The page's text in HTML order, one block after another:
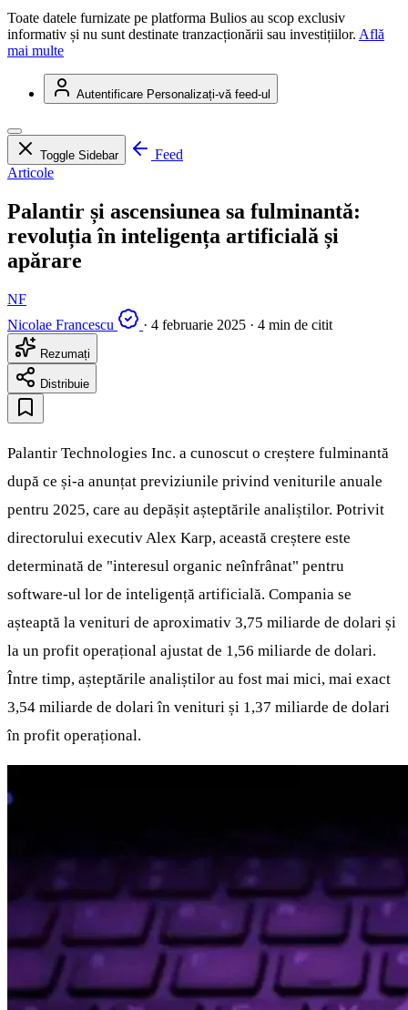
Toate datele furnizate pe platforma Bulios au scop exclusiv
informativ și nu sunt destinate tranzacționării sau investițiilor. Află
mai multe
Autentificare Personalizați-vă feed-ul
Toggle Sidebar
Feed
Articole
Palantir și ascensiunea sa fulminantă:
revoluția în inteligența artificială și
apărare
NF
Nicolae Francescu
· 4 februarie 2025 · 4 min de citit
Rezumați
Distribuie
Palantir Technologies Inc. a cunoscut o creștere fulminantă
după ce și-a anunțat previziunile privind veniturile anuale
pentru 2025, care au depășit așteptările analiștilor. Potrivit
directorului executiv Alex Karp, această creștere este
determinată de "interesul organic neînfrânat" pentru
software-ul lor de inteligență artificială. Compania se
așteaptă la venituri de aproximativ 3,75 miliarde de dolari și
la un profit operațional ajustat de 1,56 miliarde de dolari.
Între timp, așteptările analiștilor au fost mai mici, mai exact
3,54 miliarde de dolari în venituri și 1,37 miliarde de dolari
în profit operațional.